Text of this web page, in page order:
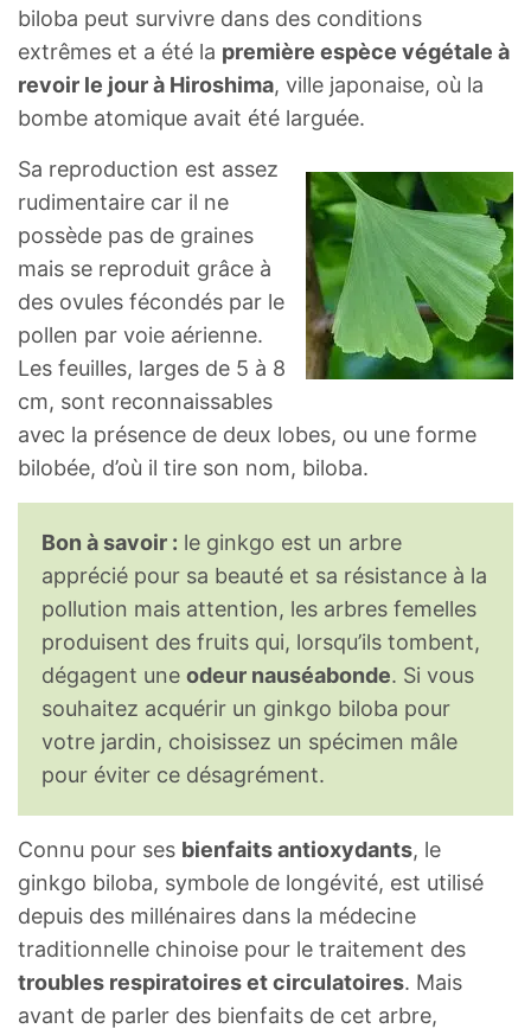
biloba peut survivre dans des conditions
extrêmes et a été la première espèce végétale à
revoir le jour à Hiroshima, ville japonaise, où la
bombe atomique avait été larguée.
Sa reproduction est assez
rudimentaire car il ne
possède pas de graines
mais se reproduit grâce à
des ovules fécondés par le
pollen par voie aérienne.
Les feuilles, larges de 5 à 8
cm, sont reconnaissables
avec la présence de deux lobes, ou une forme
bilobée, d’où il tire son nom, biloba.
Bon à savoir : le ginkgo est un arbre
apprécié pour sa beauté et sa résistance à la
pollution mais attention, les arbres femelles
produisent des fruits qui, lorsqu’ils tombent,
dégagent une odeur nauséabonde. Si vous
souhaitez acquérir un ginkgo biloba pour
votre jardin, choisissez un spécimen mâle
pour éviter ce désagrément.
Connu pour ses bienfaits antioxydants, le
ginkgo biloba, symbole de longévité, est utilisé
depuis des millénaires dans la médecine
traditionnelle chinoise pour le traitement des
troubles respiratoires et circulatoires. Mais
avant de parler des bienfaits de cet arbre,